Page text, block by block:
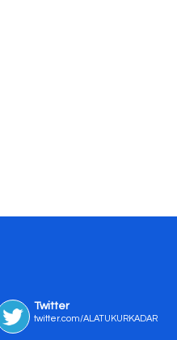
Twitter
twitter.com/ALATUKURKADAR